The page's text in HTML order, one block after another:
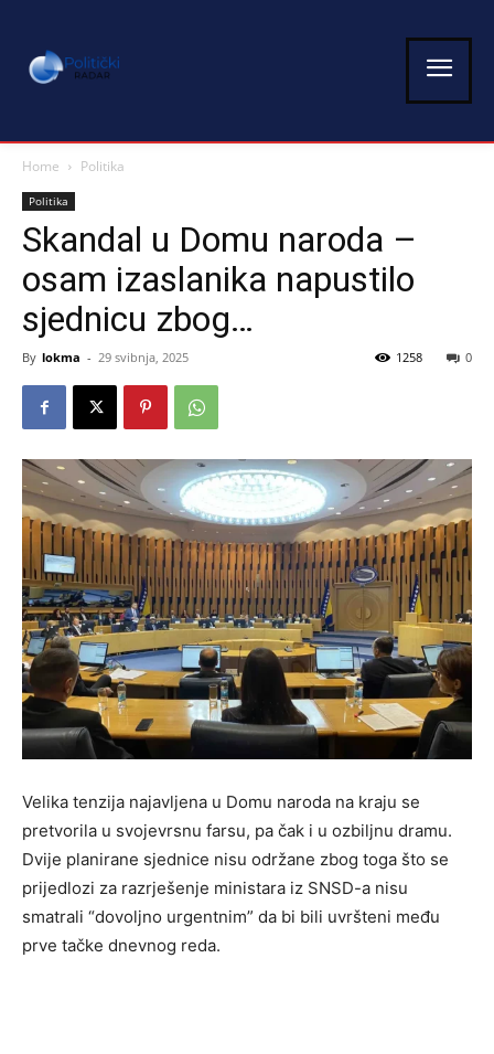
Home Politika
Politika
Skandal u Domu naroda –
osam izaslanika napustilo
sjednicu zbog…
By lokma - 29 svibnja, 2025 0
1258
Velika tenzija najavljena u Domu naroda na kraju se
pretvorila u svojevrsnu farsu, pa čak i u ozbiljnu dramu.
Dvije planirane sjednice nisu održane zbog toga što se
prijedlozi za razrješenje ministara iz SNSD-a nisu
smatrali “dovoljno urgentnim” da bi bili uvršteni među
prve tačke dnevnog reda.